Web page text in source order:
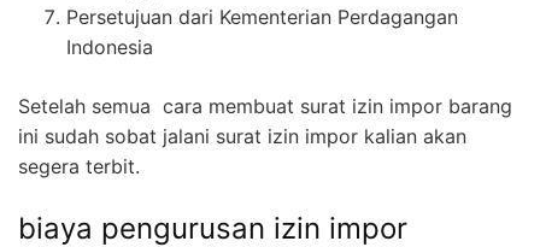
Persetujuan dari Kementerian Perdagangan
Indonesia
Setelah semua cara membuat surat izin impor barang
ini sudah sobat jalani surat izin impor kalian akan
segera terbit.
biaya pengurusan izin impor